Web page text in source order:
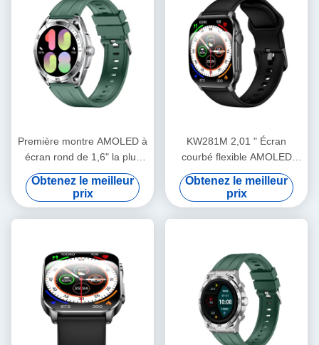
Première montre AMOLED à
écran rond de 1,6" la plus
grande de l'industrie
DW16PLUS
Obtenez le meilleur
prix
KW281M 2,01 " Écran
courbé flexible AMOLED
Smart Watch avec Dafit APP
et le bord métallique
Obtenez le meilleur
prix